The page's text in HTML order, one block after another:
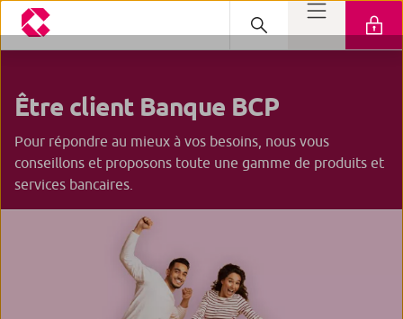
Être client Banque BCP
Pour répondre au mieux à vos besoins, nous vous
conseillons et proposons toute une gamme de produits et
services bancaires.